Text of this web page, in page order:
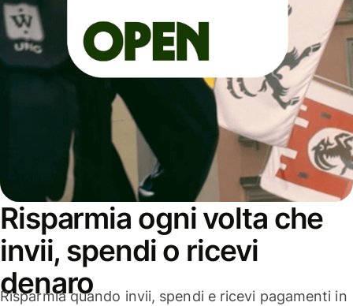
Risparmia ogni volta che
invii, spendi o ricevi
denaro
Risparmia quando invii, spendi e ricevi pagamenti in